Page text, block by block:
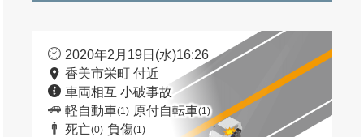
2020年2月19日(水)16:26
香美市栄町 付近
車両相互 小破事故
軽自動車(1) 原付自転車(1)
死亡(0) 負傷(1)